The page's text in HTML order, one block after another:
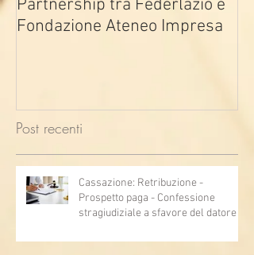
Partnership tra Federlazio e
Fondazione Ateneo Impresa
Post recenti
Cassazione: Retribuzione -
Prospetto paga - Confessione
stragiudiziale a sfavore del datore di
articoli 1362, 2697, 2730, 2732, 2734